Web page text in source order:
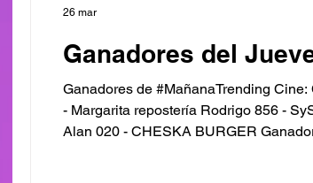
Ganadores del
Ganadores de #MañanaTrending
- Margarita repostería Rodrigo 856 -
Alan 020 - CHESKA BURGER
26 mar